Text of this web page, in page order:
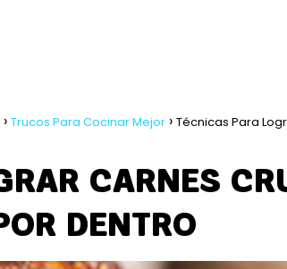
Trucos Para Cocinar Mejor
Técnicas Para
CARNES
DENTRO